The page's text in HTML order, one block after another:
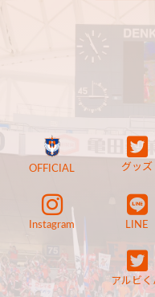
OFFICIAL グッズ
Instagram LINE
アルビく